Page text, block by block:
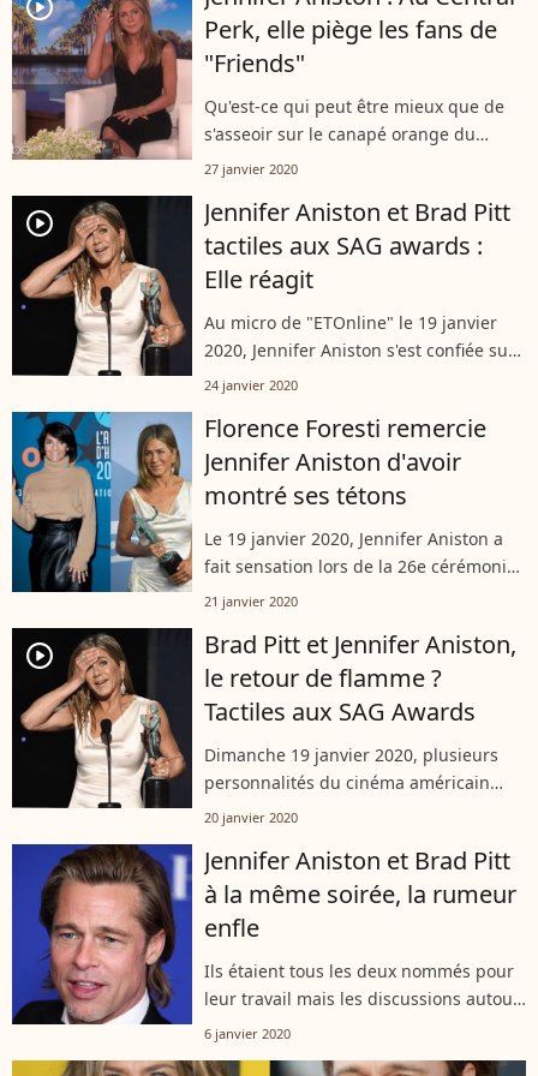
player2
Perk, elle piège les fans de
"Friends"
Qu'est-ce qui peut être mieux que de
s'asseoir sur le canapé orange du
"Central Perk" ? Être piégé par la vraie
mythique, Jennifer a surpris les...
27 janvier 2020
player2
Jennifer Aniston et Brad Pitt
tactiles aux SAG awards :
Elle réagit
Au micro de "ETOnline" le 19 janvier
2020, Jennifer Aniston s'est confiée sur
la soirée des SAG awards, où elle a
ex-mari Brad Pitt devant des
photographes....
24 janvier 2020
Florence Foresti remercie
Jennifer Aniston d'avoir
montré ses tétons
Le 19 janvier 2020, Jennifer Aniston a
fait sensation lors de la 26e cérémonie
des Screen Actors Guild Awards (SAG
Auditorium à Los Angeles. Pas...
21 janvier 2020
player2
Brad Pitt et Jennifer Aniston,
le retour de flamme ?
Tactiles aux SAG Awards
Dimanche 19 janvier 2020, plusieurs
personnalités du cinéma américain
étaient réunies aux Screen Actors Guild
années d'attente, Jennifer Aniston et...
20 janvier 2020
Jennifer Aniston et Brad Pitt
à la même soirée, la rumeur
enfle
Ils étaient tous les deux nommés pour
leur travail mais les discussions autour
de Jennifer Aniston et Brad Pitt ont
6 janvier 2020